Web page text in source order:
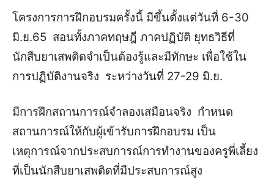
โครงการการฝึกอบรมครั้งนี้ มีขึ้นตั้งแต่วันที่ 6-30
มิ.ย.65 สอนทั้งภาคทฤษฎี ภาคปฏิบัติ ยุทธวิธีที่
นักสืบยาเสพติดจำเป็นต้องรู้และมีทักษะ เพื่อใช้ใน
การปฏิบัติงานจริง ระหว่างวันที่ 27-29 มิ.ย.
มีการฝึกสถานการณ์จำลองเสมือนจริง กำหนด
สถานการณ์ให้กับผู้เข้ารับการฝึกอบรม เป็น
เหตุการณ์จากประสบการณ์การทำงานของครูพี่เลี้ยง
ที่เป็นนักสืบยาเสพติดที่มีประสบการณ์สูง